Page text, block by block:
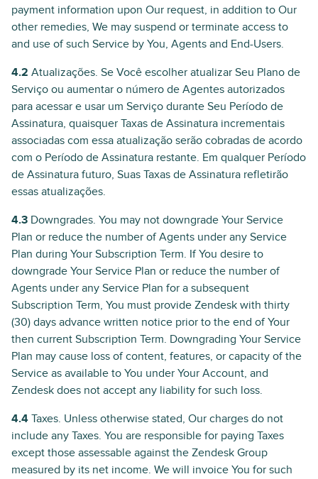
payment information upon Our request, in addition to Our
other remedies, We may suspend or terminate access to
and use of such Service by You, Agents and End-Users.
4.2 Atualizações. Se Você escolher atualizar Seu Plano de
Serviço ou aumentar o número de Agentes autorizados
para acessar e usar um Serviço durante Seu Período de
Assinatura, quaisquer Taxas de Assinatura incrementais
associadas com essa atualização serão cobradas de acordo
com o Período de Assinatura restante. Em qualquer Período
de Assinatura futuro, Suas Taxas de Assinatura refletirão
essas atualizações.
4.3 Downgrades. You may not downgrade Your Service
Plan or reduce the number of Agents under any Service
Plan during Your Subscription Term. If You desire to
downgrade Your Service Plan or reduce the number of
Agents under any Service Plan for a subsequent
Subscription Term, You must provide Zendesk with thirty
(30) days advance written notice prior to the end of Your
then current Subscription Term. Downgrading Your Service
Plan may cause loss of content, features, or capacity of the
Service as available to You under Your Account, and
Zendesk does not accept any liability for such loss.
4.4 Taxes. Unless otherwise stated, Our charges do not
include any Taxes. You are responsible for paying Taxes
except those assessable against the Zendesk Group
measured by its net income. We will invoice You for such